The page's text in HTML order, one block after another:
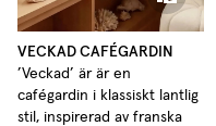
VECKAD CAFÉGARDIN
’Veckad’ är är en
cafégardin i klassiskt lantlig
stil, inspirerad av franska